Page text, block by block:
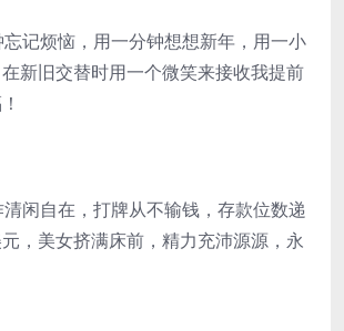
记烦恼，用一分钟想想新年，用一小
新旧交替时用一个微笑来接收我提前
闲自在，打牌从不输钱，存款位数递
，美女挤满床前，精力充沛源源，永